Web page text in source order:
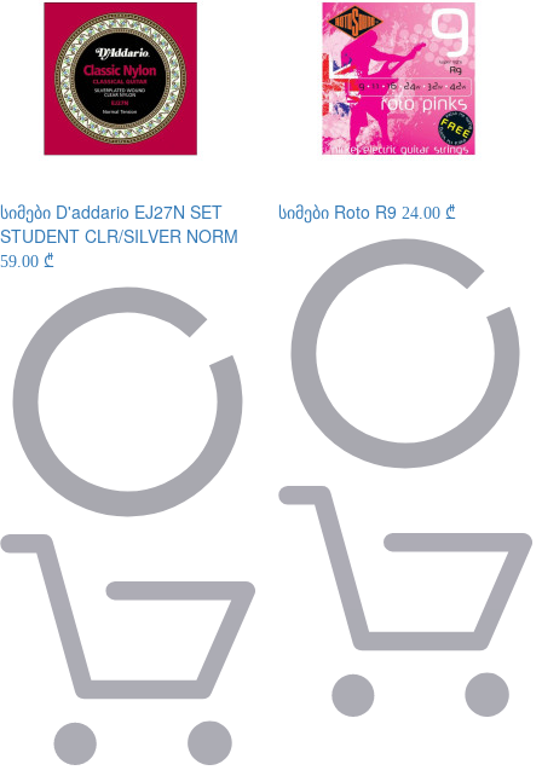
სიმები D'addario EJ27N SET
STUDENT CLR/SILVER NORM
59.00 ₾
სიმები Roto R9 24.00 ₾